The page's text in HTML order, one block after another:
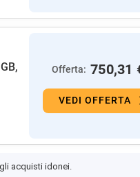
Offerta: 750,31
VEDI OFFERTA
acquisti idonei.